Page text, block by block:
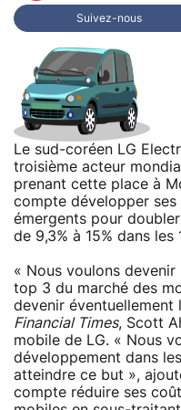
Suivez-nous
Le sud-coréen LG
troisième acteur
prenant cette place à
compte développer
émergents pour
de 9,3% à 15% dans les
« Nous voulons
top 3 du marché des
devenir éventuellement
Financial Times, Scott
mobile de LG. « Nous
développement dans
atteindre ce but »,
compte réduire ses